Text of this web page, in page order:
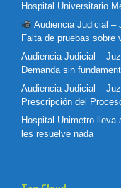
Hospital Universitario
Audiencia Judicial –
Falta de pruebas sobre
Audiencia Judicial –
Demanda sin
Audiencia Judicial –
Prescripción del
Hospital Unimetro lleva
les resuelve nada